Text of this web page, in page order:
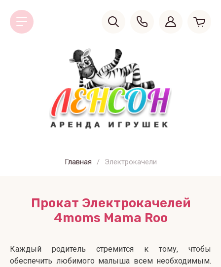
Главная / Электрокачели
Прокат Электрокачелей
4moms Mama Roo
Каждый родитель стремится к тому, чтобы
обеспечить любимого малыша всем необходимым.